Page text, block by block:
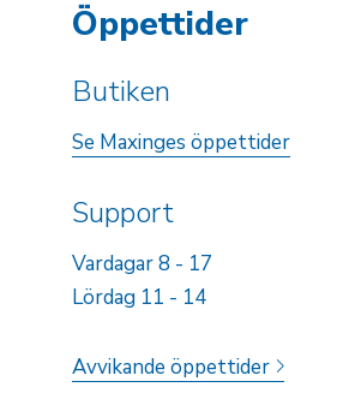
Öppettider
Butiken
Se Maxinges öppettider
Support
Vardagar 8 - 17
Lördag 11 - 14
Avvikande öppettider